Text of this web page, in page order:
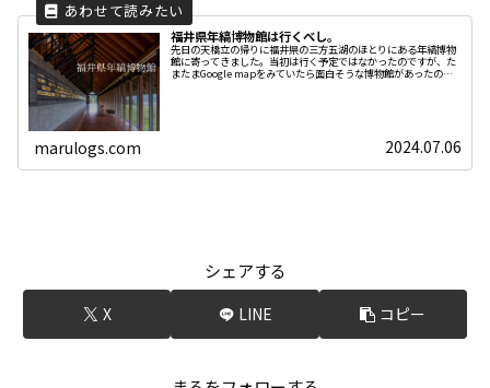
福井県年縞博物館は行くべし。
先日の天橋立の帰りに福井県の三方五湖のほとりにある年縞博物
館に寄ってきました。当初は行く予定ではなかったのですが、た
またまGoogle mapをみていたら面白そうな博物館があったので
marulogs.com 2024.07.06
シェアする
X LINE コピー